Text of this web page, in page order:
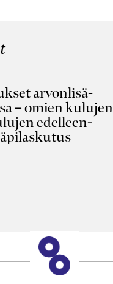
arvon­lisä­
– omien kulujen
edelleen­